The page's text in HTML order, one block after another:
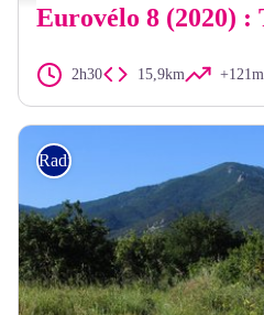
2h30 15,9km +121m
Radfahren